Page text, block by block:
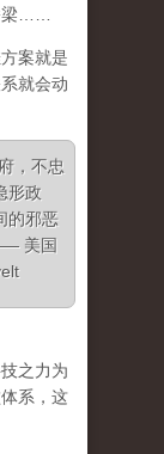
梁……
案就是
就会动
，不忠
形政
的邪恶
美国
之力为
系，这